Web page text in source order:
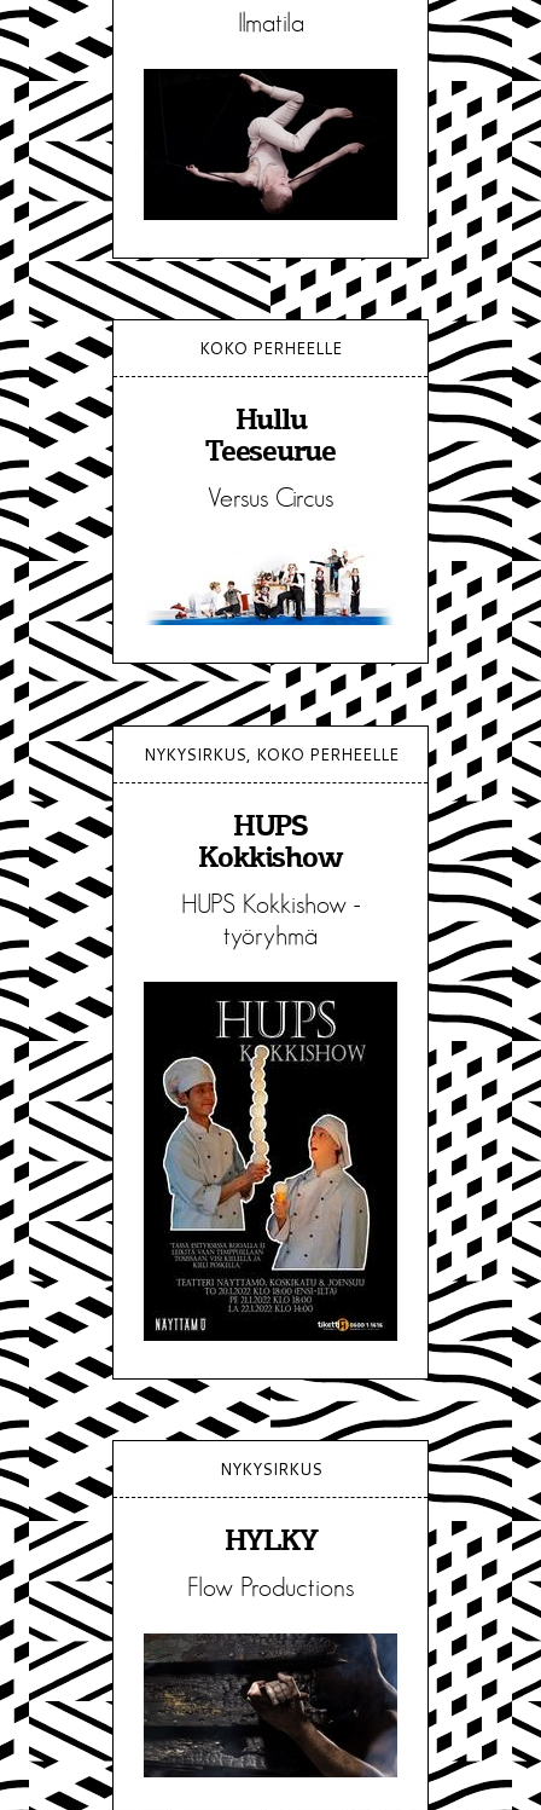
Ilmatila
KOKO PERHEELLE
Hullu
Teeseurue
Versus Circus
NYKYSIRKUS, KOKO PERHEELLE
HUPS
Kokkishow
HUPS Kokkishow -
työryhmä
NYKYSIRKUS
HYLKY
Flow Productions